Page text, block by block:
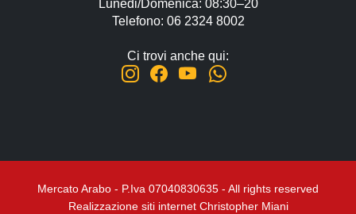
Lunedi/Domenica: 08:30–20
Telefono: 06 2324 8002
Ci trovi anche qui:
Mercato Arabo - P.Iva 07040830635 - All rights reserved
Realizzazione siti internet Christopher Miani